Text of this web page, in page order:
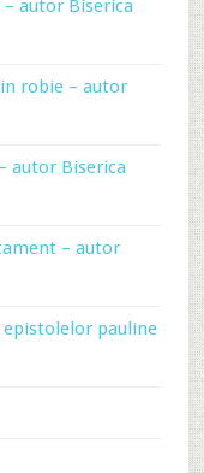
autor Biserica
robie – autor
autor Biserica
– autor
pauline